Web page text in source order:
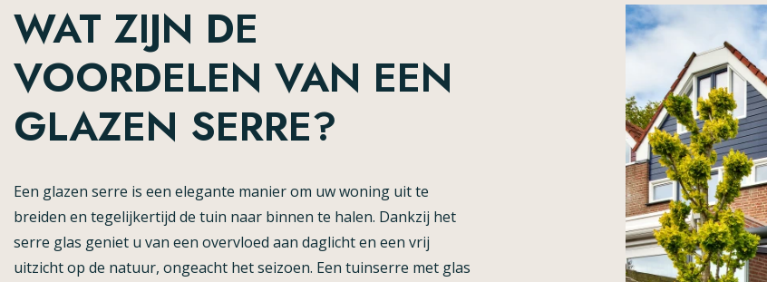
WAT ZIJN DE
VOORDELEN VAN EEN
GLAZEN SERRE?
Een glazen serre is een elegante manier om uw woning uit te
breiden en tegelijkertijd de tuin naar binnen te halen. Dankzij het
serre glas geniet u van een overvloed aan daglicht en een vrij
uitzicht op de natuur, ongeacht het seizoen. Een tuinserre met glas